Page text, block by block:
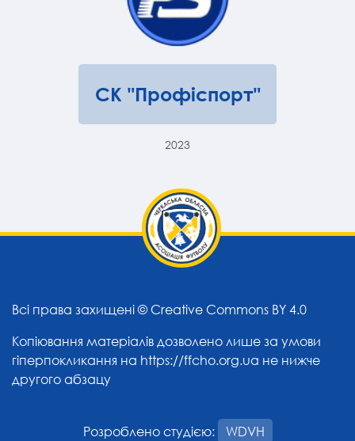
СК "Профіспорт"
2023
Всі права захищені © Creative Commons BY 4.0
Копіювання матеріалів дозволено лише за умови
гіперпокликання на https://ffcho.org.ua не нижче
другого абзацу
Розроблено студією: WDVH